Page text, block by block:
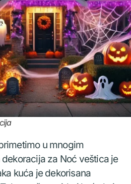
u mnogim
za Noć veštica je
kuća je dekorisana